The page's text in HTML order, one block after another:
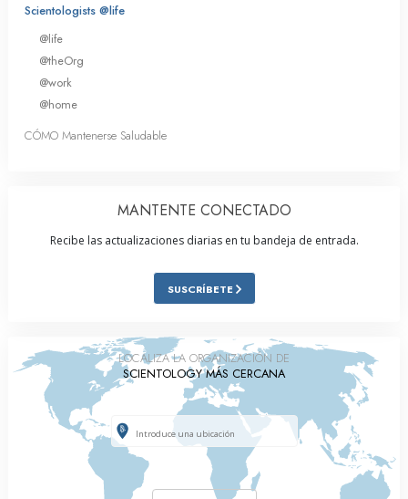
Scientologists @life
@life
@theOrg
@work
@home
CÓMO Mantenerse Saludable
MANTENTE CONECTADO
Recibe las actualizaciones diarias en tu bandeja de entrada.
SUSCRÍBETE
LOCALIZA LA ORGANIZACIÓN DE
SCIENTOLOGY MÁS CERCANA